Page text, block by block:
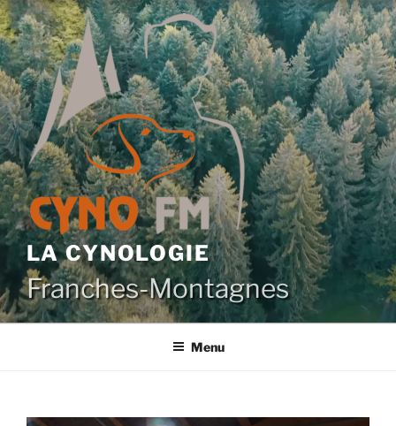
Aller
au
contenu
principal
LA CYNOLOGIE
Franches-Montagnes
Menu